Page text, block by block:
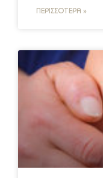
ΠΕΡΙΣΣΌΤΕΡΑ »